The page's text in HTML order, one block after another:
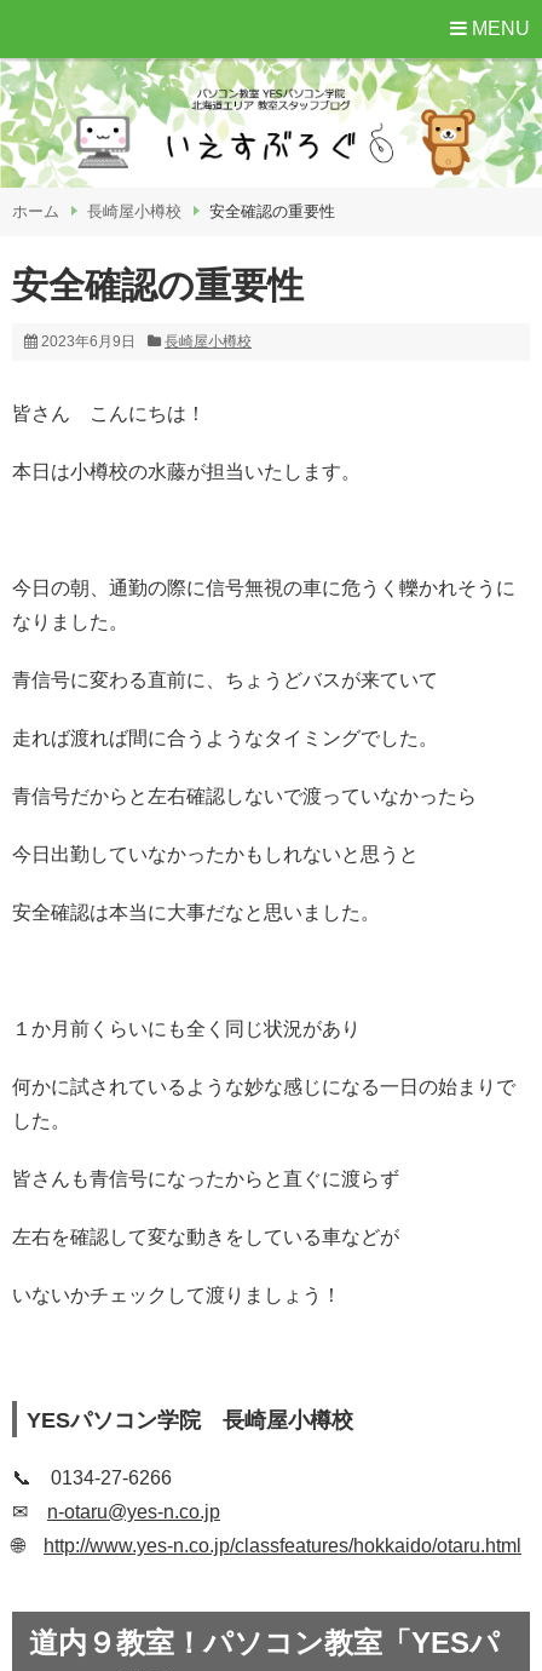
MENU
ホーム 長崎屋小樽校 安全確認の重要性
安全確認の重要性
2023年6月9日 長崎屋小樽校
皆さん こんにちは！
本日は小樽校の水藤が担当いたします。
今日の朝、通勤の際に信号無視の車に危うく轢かれそうに
なりました。
青信号に変わる直前に、ちょうどバスが来ていて
走れば渡れば間に合うようなタイミングでした。
青信号だからと左右確認しないで渡っていなかったら
今日出勤していなかったかもしれないと思うと
安全確認は本当に大事だなと思いました。
１か月前くらいにも全く同じ状況があり
何かに試されているような妙な感じになる一日の始まりで
した。
皆さんも青信号になったからと直ぐに渡らず
左右を確認して変な動きをしている車などが
いないかチェックして渡りましょう！
YESパソコン学院 長崎屋小樽校
📞 0134-27-6266
✉ n-otaru@yes-n.co.jp
🌐
http://www.yes-n.co.jp/classfeatures/hokkaido/otaru.html
道内９教室！パソコン教室「YESパ